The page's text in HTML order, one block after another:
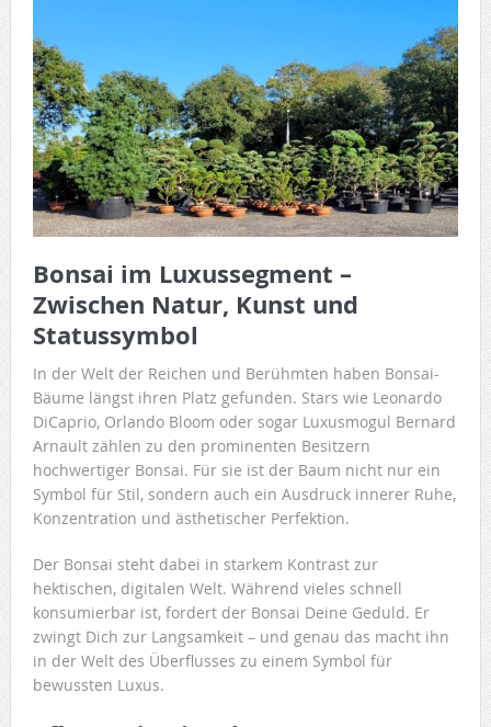
Bonsai im Luxussegment –
Zwischen Natur, Kunst und
Statussymbol
In der Welt der Reichen und Berühmten haben Bonsai-
Bäume längst ihren Platz gefunden. Stars wie Leonardo
DiCaprio, Orlando Bloom oder sogar Luxusmogul Bernard
Arnault zählen zu den prominenten Besitzern
hochwertiger Bonsai. Für sie ist der Baum nicht nur ein
Symbol für Stil, sondern auch ein Ausdruck innerer Ruhe,
Konzentration und ästhetischer Perfektion.
Der Bonsai steht dabei in starkem Kontrast zur
hektischen, digitalen Welt. Während vieles schnell
konsumierbar ist, fordert der Bonsai Deine Geduld. Er
zwingt Dich zur Langsamkeit – und genau das macht ihn
in der Welt des Überflusses zu einem Symbol für
bewussten Luxus.